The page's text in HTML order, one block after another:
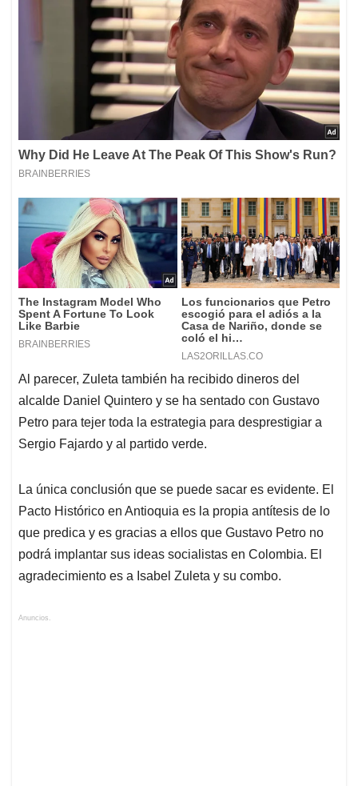
Al parecer, Zuleta también ha recibido dineros del
alcalde Daniel Quintero y se ha sentado con Gustavo
Petro para tejer toda la estrategia para desprestigiar a
Sergio Fajardo y al partido verde.
La única conclusión que se puede sacar es evidente. El
Pacto Histórico en Antioquia es la propia antítesis de lo
que predica y es gracias a ellos que Gustavo Petro no
podrá implantar sus ideas socialistas en Colombia. El
agradecimiento es a Isabel Zuleta y su combo.
Anuncios.